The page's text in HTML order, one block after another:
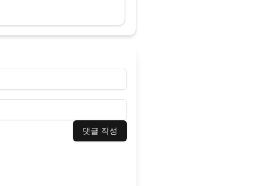
댓글 작성